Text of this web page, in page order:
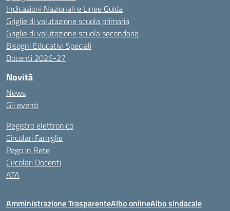
Indicazioni Nazionali e Linee Guida
Griglie di valutazione scuola primaria
Griglie di valutazione scuola secondaria
Bisogni Educativi Speciali
Docenti 2026-27
Novità
News
Gli eventi
Registro elettronico
Circolari Famiglie
Pago in Rete
Circolari Docenti
ATA
Amministrazione TrasparenteAlbo onlineAlbo sindacale